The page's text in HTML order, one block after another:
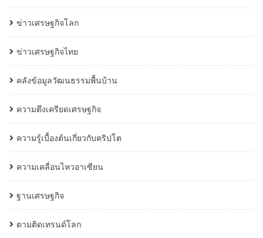
ข่าวเศรษฐกิจโลก
ข่าวเศรษฐกิจไทย
คลังข้อมูลวัฒนธรรมพื้นบ้าน
ความตึงเครียดเศรษฐกิจ
ความรู้เบื้องต้นเกี่ยวกับคริปโต
ความเคลื่อนไหวอาเซียน
ฐานเศรษฐกิจ
ตามติดเทรนด์โลก